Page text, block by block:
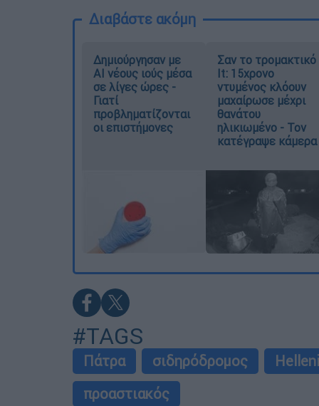
Διαβάστε ακόμη
Δημιούργησαν με
AI νέους ιούς μέσα
σε λίγες ώρες -
Γιατί
προβληματίζονται
οι επιστήμονες
Σαν το τρομακτικό
It: 15χρονο
ντυμένος κλόουν
μαχαίρωσε μέχρι
θανάτου
ηλικιωμένο - Τον
κατέγραψε κάμερα
#TAGS
Πάτρα σιδηρόδρομος
προαστιακός